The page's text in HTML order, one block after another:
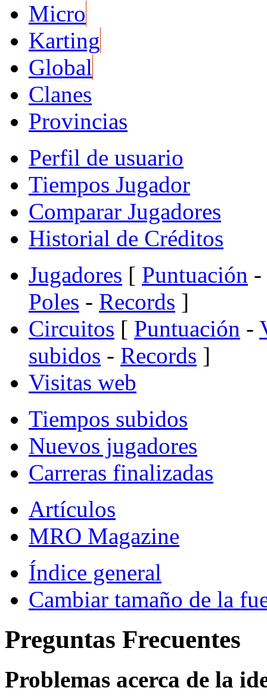
Micro
Karting
Global
Clanes
Provincias
Perfil de usuario
Tiempos Jugador
Comparar Jugadores
Historial de Créditos
Jugadores [ Puntuación -
Poles - Records ]
Circuitos [ Puntuación -
subidos - Records ]
Visitas web
Tiempos subidos
Nuevos jugadores
Carreras finalizadas
Artículos
MRO Magazine
Índice general
Cambiar tamaño de la
Preguntas Frecuentes
Problemas acerca de la